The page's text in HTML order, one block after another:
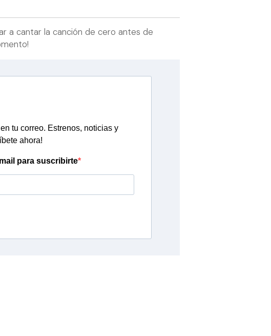
a cantar la canción de cero antes de
tu correo. Estrenos, noticias y
ahora!
para suscribirte